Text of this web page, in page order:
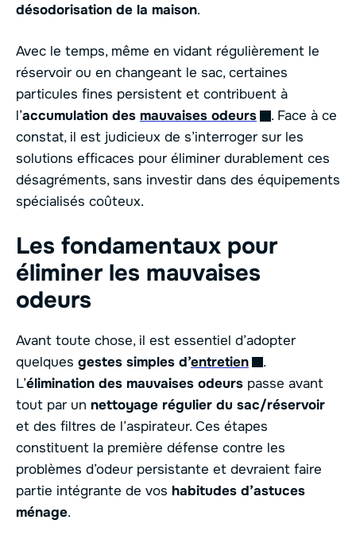
désodorisation de la maison.
Avec le temps, même en vidant régulièrement le
réservoir ou en changeant le sac, certaines
particules fines persistent et contribuent à
l’accumulation des mauvaises odeurs
. Face à ce
constat, il est judicieux de s’interroger sur les
solutions efficaces pour éliminer durablement ces
désagréments, sans investir dans des équipements
spécialisés coûteux.
Les fondamentaux pour
éliminer les mauvaises
odeurs
Avant toute chose, il est essentiel d’adopter
quelques gestes simples d’entretien
.
L’élimination des mauvaises odeurs passe avant
tout par un nettoyage régulier du sac/réservoir
et des filtres de l’aspirateur. Ces étapes
constituent la première défense contre les
problèmes d’odeur persistante et devraient faire
partie intégrante de vos habitudes d’astuces
ménage.